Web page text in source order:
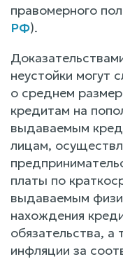
правомерного
РФ).
неустойки могут
о среднем
кредитам на
выдаваемым
лицам,
платы по
выдаваемым
нахождения
обязательства, а
инфляции за